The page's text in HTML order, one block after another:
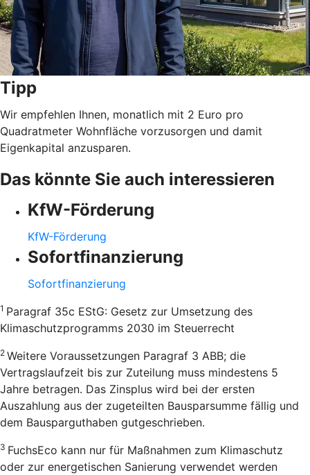
Tipp
Wir empfehlen Ihnen, monatlich mit 2 Euro pro
Quadratmeter Wohnfläche vorzusorgen und damit
Eigenkapital anzusparen.
Das könnte Sie auch interessieren
KfW-Förderung
KfW-Förderung
Sofortfinanzierung
Sofortfinanzierung
1 Paragraf 35c EStG: Gesetz zur Umsetzung des
Klimaschutzprogramms 2030 im Steuerrecht
2 Weitere Voraussetzungen Paragraf 3 ABB; die
Vertragslaufzeit bis zur Zuteilung muss mindestens 5
Jahre betragen. Das Zinsplus wird bei der ersten
Auszahlung aus der zugeteilten Bausparsumme fällig und
dem Bausparguthaben gutgeschrieben.
3 FuchsEco kann nur für Maßnahmen zum Klimaschutz
oder zur energetischen Sanierung verwendet werden